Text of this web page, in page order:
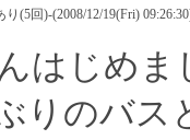
り(5回)-(2008/12/19(Fri)
はじめま
りのバス